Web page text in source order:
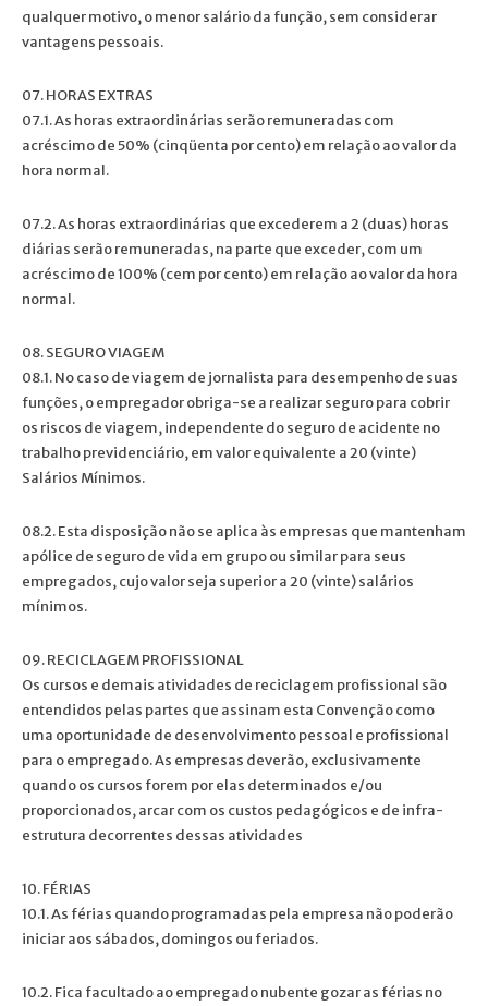
qualquer motivo, o menor salário da função, sem considerar
vantagens pessoais.
07. HORAS EXTRAS
07.1. As horas extraordinárias serão remuneradas com
acréscimo de 50% (cinqüenta por cento) em relação ao valor da
hora normal.
07.2. As horas extraordinárias que excederem a 2 (duas) horas
diárias serão remuneradas, na parte que exceder, com um
acréscimo de 100% (cem por cento) em relação ao valor da hora
normal.
08. SEGURO VIAGEM
08.1. No caso de viagem de jornalista para desempenho de suas
funções, o empregador obriga-se a realizar seguro para cobrir
os riscos de viagem, independente do seguro de acidente no
trabalho previdenciário, em valor equivalente a 20 (vinte)
Salários Mínimos.
08.2. Esta disposição não se aplica às empresas que mantenham
apólice de seguro de vida em grupo ou similar para seus
empregados, cujo valor seja superior a 20 (vinte) salários
mínimos.
09. RECICLAGEM PROFISSIONAL
Os cursos e demais atividades de reciclagem profissional são
entendidos pelas partes que assinam esta Convenção como
uma oportunidade de desenvolvimento pessoal e profissional
para o empregado. As empresas deverão, exclusivamente
quando os cursos forem por elas determinados e/ou
proporcionados, arcar com os custos pedagógicos e de infra-
estrutura decorrentes dessas atividades
10. FÉRIAS
10.1. As férias quando programadas pela empresa não poderão
iniciar aos sábados, domingos ou feriados.
10.2. Fica facultado ao empregado nubente gozar as férias no